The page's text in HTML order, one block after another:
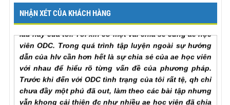
NHẬN XÉT CỦA KHÁCH HÀNG
học phí đã bỏ ra để khắc phục hoàn toàn nỗi lo bấy
dẫn của hlv cần hơn hết là sự chia sẻ của ae học viên
với nhau để hiểu rõ từng vấn đề của phương pháp.
Trước khi đến với ODC tình trạng của tôi rất tệ, qh chỉ
chưa đầy một phú đã out, làm theo các bài tập nhưng
vẫn khong cải thiện đc như nhiều ae học viên đã chia
sẻ với chuong trinh, tôi đã chăm chỉ làm lại từ đầu và